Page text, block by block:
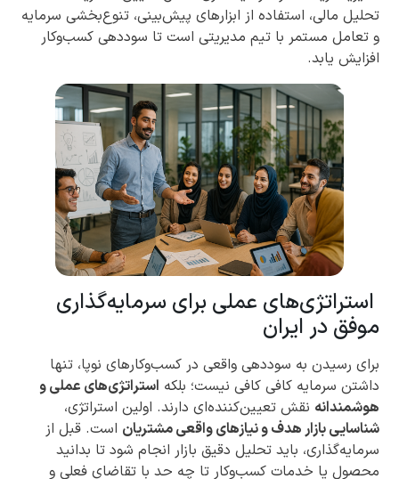
تحلیل مالی، استفاده از ابزارهای پیش‌بینی، تنوع‌بخشی سرمایه
و تعامل مستمر با تیم مدیریتی است تا سوددهی کسب‌وکار
افزایش یابد.
استراتژی‌های عملی برای سرمایه‌گذاری
موفق در ایران
برای رسیدن به سوددهی واقعی در کسب‌وکارهای نوپا، تنها
داشتن سرمایه کافی کافی نیست؛ بلکه استراتژی‌های عملی و
هوشمندانه نقش تعیین‌کننده‌ای دارند. اولین استراتژی،
شناسایی بازار هدف و نیازهای واقعی مشتریان است. قبل از
سرمایه‌گذاری، باید تحلیل دقیق بازار انجام شود تا بدانید
محصول یا خدمات کسب‌وکار تا چه حد با تقاضای فعلی و